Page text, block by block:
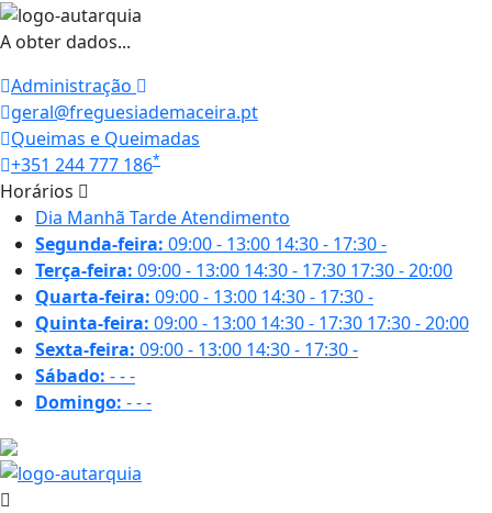
A obter dados...
Administração
geral@freguesiademaceira.pt
Queimas e Queimadas
+351 244 777 186*
Horários
Dia Manhã TardeAtendimento
Segunda-feira: 09:00 - 13:00 14:30 - 17:30-
Terça-feira: 09:00 - 13:00 14:30 - 17:30 17:30 - 20:00
Quarta-feira: 09:00 - 13:00 14:30 - 17:30-
Quinta-feira: 09:00 - 13:00 14:30 - 17:30 17:30 - 20:00
Sexta-feira: 09:00 - 13:00 14:30 - 17:30-
Sábado: ---
Domingo: ---